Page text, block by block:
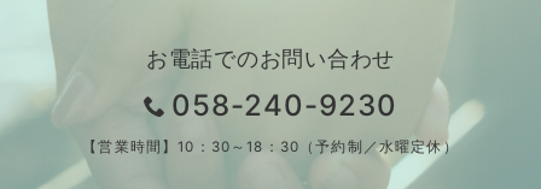
お電話でのお問い合わせ
058-240-9230
【営業時間】10：30～18：30（予約制／水曜定休）